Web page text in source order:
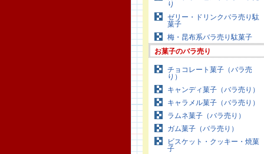
り
ゼリー・ドリンクバラ売り駄
菓子
梅・昆布系バラ売り駄菓子
お菓子のバラ売り
チョコレート菓子（バラ売
り）
キャンディ菓子（バラ売り）
キャラメル菓子（バラ売り）
ラムネ菓子（バラ売り）
ガム菓子（バラ売り）
ビスケット・クッキー・焼菓
子